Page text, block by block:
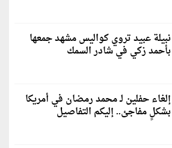
نبيلة عبيد تروي كواليس مشهد جمعها
بأحمد زكي في شادر السمك
إلغاء حفلين لـ محمد رمضان في أمريكا
بشكلٍ مفاجئ.. إليكم التفاصيل